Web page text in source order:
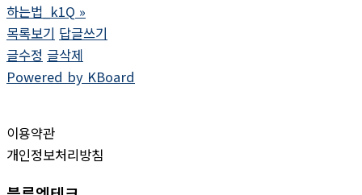
하는법_k1Q »
목록보기 답글쓰기
글수정 글삭제
Powered by KBoard
이용약관
개인정보처리방침